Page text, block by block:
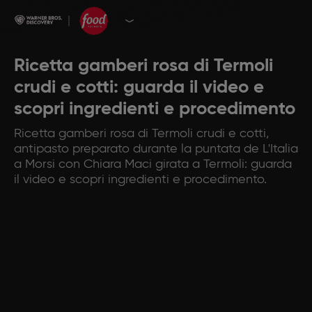
Ricetta gamberi rosa di Termoli
crudi e cotti: guarda il video e
scopri ingredienti e procedimento
Ricetta gamberi rosa di Termoli crudi e cotti,
antipasto preparato durante la puntata de L'Italia
a Morsi con Chiara Maci girata a Termoli: guarda
il video e scopri ingredienti e procedimento.